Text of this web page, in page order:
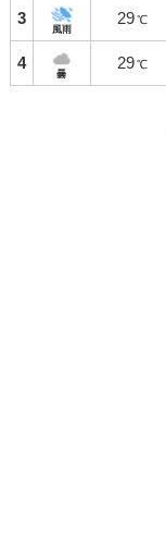
3
風雨
29 ℃
4
曇
29 ℃